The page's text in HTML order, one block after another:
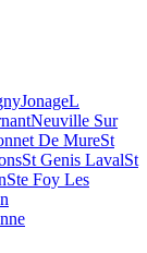
JonageL
Neuville Sur
De MureSt
St Genis LavalSt
Ste Foy Les